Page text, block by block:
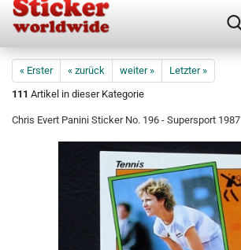
« Erster « zurück weiter »
Letzter »
111 Artikel in dieser Kategorie
Chris Evert Panini Sticker No. 196 - Supersport 1987